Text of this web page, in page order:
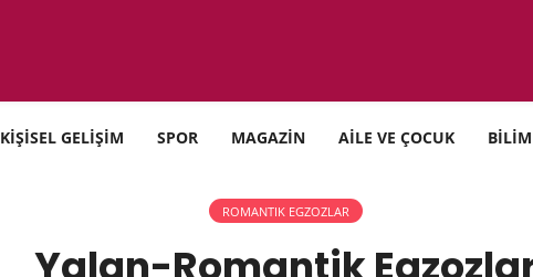
KİŞİSEL GELİŞİM SPOR MAGAZİN AİLE VE ÇOCUK BİLİM
ROMANTIK EGZOZLAR